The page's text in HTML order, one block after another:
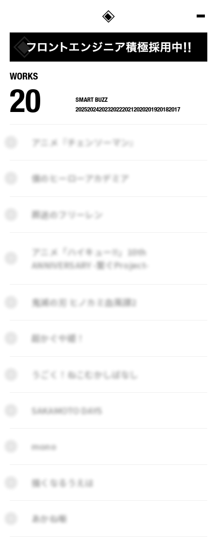
SALT
WORKS
20
2025
2024
2023
2022
2021
2020
2019
2018
2017
202520242023202220212020201920182017
SMART BUZZ
アニメ『チェンソーマン』
僕のヒーローアカデミア
葬送のフリーレン
アニメ「ハイキュー!!」10th
ANNIVERSARY -繋ぐProject-
鬼滅の刃 ヒノカミ血風譚2
超かぐや姫！
うごく！ねこむかしばなし
SAKAMOTO DAYS
mono
描くなるうえは
あかね噺